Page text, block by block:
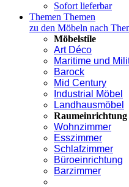
Sofort lieferbar
Themen Themen
zu den Möbeln nach
Möbelstile
Art Déco
Maritime und
Barock
Mid Century
Industrial Möbel
Landhausmöbel
Raumeinrichtung
Wohnzimmer
Esszimmer
Schlafzimmer
Büroeinrichtung
Barzimmer